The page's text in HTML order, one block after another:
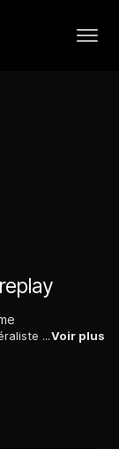
Emma a tout pour être heureuse : médecin généraliste dans le cabinet médical du village, elle a une famille unie qu’elle chérit et une jolie maison dans le cadre enchanteur des plages de Biarritz.Voir plus